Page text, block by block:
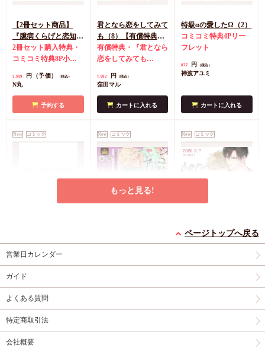
【2冊セット商品】
『臆病くらげと恋知ら
ず【有償】+柴崎さん
のケモノみち【有
約キャンペーン(抽■
2冊セット購入特典・
コミコミ特典8P小冊
2枚
有償特典・『臆病
となの公式同人誌
償特典・『柴崎さんの
アクリルカードキーホ
店舗共通特典ペ
3,559 円（予価） （税込）
N丸
予約する
君となら恋をしてみて
も（8）【有償特典・
学生証風カード2枚セ
ット】
有償特典・『君となら
恋をしてみても
ド2枚セット
1,892 円 （税込）
窪田マル
カートに入れる
特級αの愛したΩ（2）
コミコミ特典4Pリー
フレット
877 円 （税込）
神波アユミ
カートに入れる
New コミック
小冊子＋箔押しA5ア
クリルボード】
有償特典・『エンドロ
ールは地獄まで
（3）』小冊子 有償特
典・『エンドロールは
地獄まで（3）』箔押
しA5アクリルボード
コミコミ特典8P小冊
子 コミコミ特典雑誌
風A5イラストカード
3,894
三ツ星しずく
予約する
New コミック
有償特典・『シュガー
コミコミ特典4Pリー
典ミニイラストカード
New コミック
特典・小冊子】
有償特典・『うなじに
New コミック New コミック New コミック
もっと見る!
ページトップへ戻る
営業日カレンダー
ガイド
よくある質問
特定商取引法
会社概要